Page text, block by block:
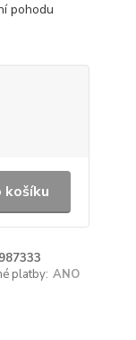
pohodu
košíku
platby: ANO